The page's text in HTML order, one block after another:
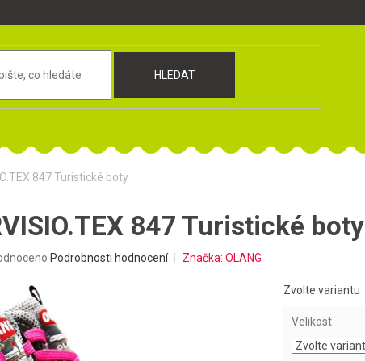
HLEDAT
847 Turistické boty
847 Turistické boty
Podrobnosti hodnocení Značka: OLANG
Zvolte variantu
Velikost